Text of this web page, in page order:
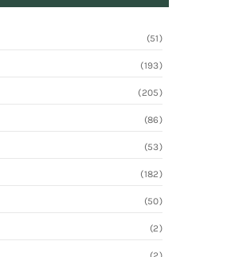
(51)
(193)
(205)
(86)
(53)
(182)
(50)
(2)